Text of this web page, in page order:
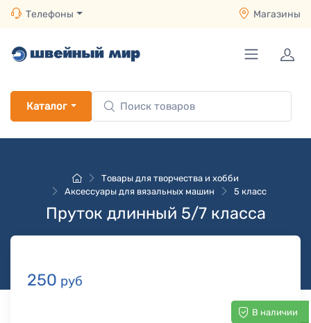
Телефоны Магазины
Каталог
Товары для творчества и хобби
Аксессуары для вязальных машин
5 класс
Пруток длинный 5/7 класса
250 руб
В наличии